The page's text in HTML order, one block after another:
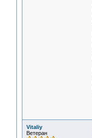
Vitaliy
Ветеран